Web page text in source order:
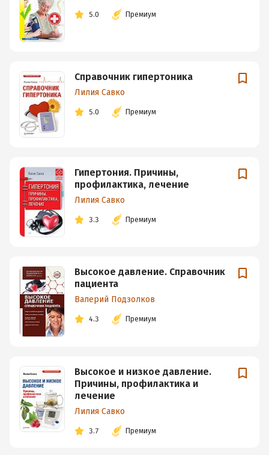
5.0 Премиум
Справочник гипертоника
Лилия Савко
5.0 Премиум
Гипертония. Причины,
профилактика, лечение
Лилия Савко
3.3 Премиум
Высокое давление. Справочник
пациента
Валерий Подзолков
4.3 Премиум
Высокое и низкое давление.
Причины, профилактика и
лечение
Лилия Савко
3.7 Премиум